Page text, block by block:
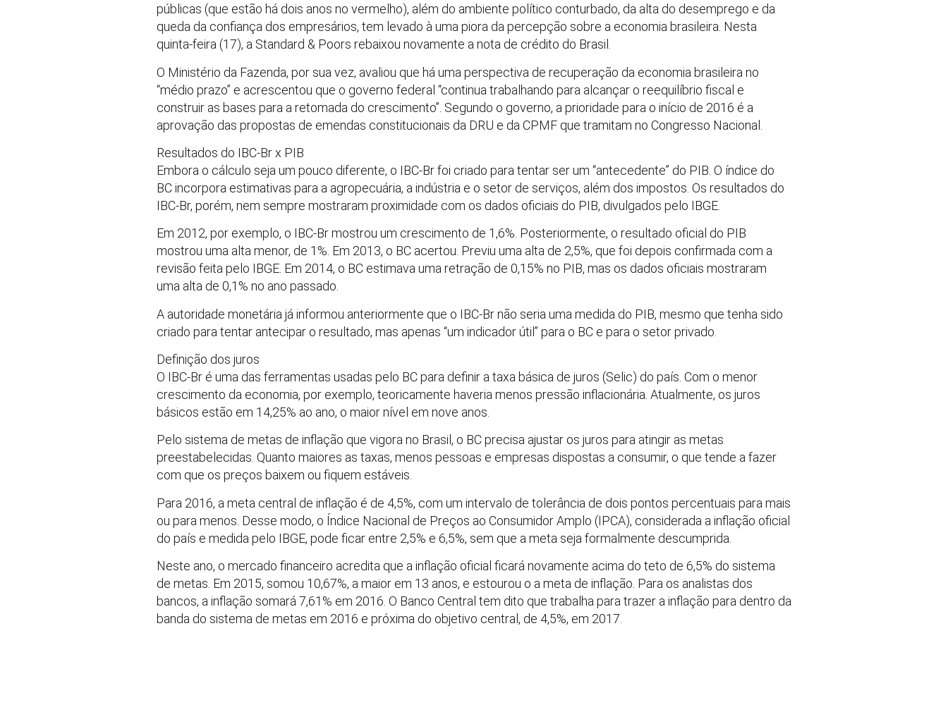
públicas (que estão há dois anos no vermelho), além do ambiente político conturbado, da alta do desemprego e da
queda da confiança dos empresários, tem levado à uma piora da percepção sobre a economia brasileira. Nesta
quinta-feira (17), a Standard & Poors rebaixou novamente a nota de crédito do Brasil.
O Ministério da Fazenda, por sua vez, avaliou que há uma perspectiva de recuperação da economia brasileira no
“médio prazo” e acrescentou que o governo federal “continua trabalhando para alcançar o reequilíbrio fiscal e
construir as bases para a retomada do crescimento”. Segundo o governo, a prioridade para o início de 2016 é a
aprovação das propostas de emendas constitucionais da DRU e da CPMF que tramitam no Congresso Nacional.
Resultados do IBC-Br x PIB
Embora o cálculo seja um pouco diferente, o IBC-Br foi criado para tentar ser um “antecedente” do PIB. O índice do
BC incorpora estimativas para a agropecuária, a indústria e o setor de serviços, além dos impostos. Os resultados do
IBC-Br, porém, nem sempre mostraram proximidade com os dados oficiais do PIB, divulgados pelo IBGE.
Em 2012, por exemplo, o IBC-Br mostrou um crescimento de 1,6%. Posteriormente, o resultado oficial do PIB
mostrou uma alta menor, de 1%. Em 2013, o BC acertou. Previu uma alta de 2,5%, que foi depois confirmada com a
revisão feita pelo IBGE. Em 2014, o BC estimava uma retração de 0,15% no PIB, mas os dados oficiais mostraram
uma alta de 0,1% no ano passado.
A autoridade monetária já informou anteriormente que o IBC-Br não seria uma medida do PIB, mesmo que tenha sido
criado para tentar antecipar o resultado, mas apenas “um indicador útil” para o BC e para o setor privado.
Definição dos juros
O IBC-Br é uma das ferramentas usadas pelo BC para definir a taxa básica de juros (Selic) do país. Com o menor
crescimento da economia, por exemplo, teoricamente haveria menos pressão inflacionária. Atualmente, os juros
básicos estão em 14,25% ao ano, o maior nível em nove anos.
Pelo sistema de metas de inflação que vigora no Brasil, o BC precisa ajustar os juros para atingir as metas
preestabelecidas. Quanto maiores as taxas, menos pessoas e empresas dispostas a consumir, o que tende a fazer
com que os preços baixem ou fiquem estáveis.
Para 2016, a meta central de inflação é de 4,5%, com um intervalo de tolerância de dois pontos percentuais para mais
ou para menos. Desse modo, o Índice Nacional de Preços ao Consumidor Amplo (IPCA), considerada a inflação oficial
do país e medida pelo IBGE, pode ficar entre 2,5% e 6,5%, sem que a meta seja formalmente descumprida.
Neste ano, o mercado financeiro acredita que a inflação oficial ficará novamente acima do teto de 6,5% do sistema
de metas. Em 2015, somou 10,67%, a maior em 13 anos, e estourou o a meta de inflação. Para os analistas dos
bancos, a inflação somará 7,61% em 2016. O Banco Central tem dito que trabalha para trazer a inflação para dentro da
banda do sistema de metas em 2016 e próxima do objetivo central, de 4,5%, em 2017.